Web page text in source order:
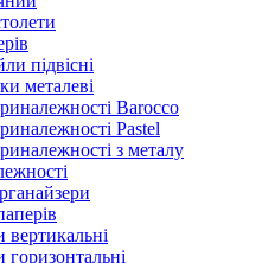
підвісні
металеві
Barocco
Pastel
з металу
вертикальні
горизонтальні